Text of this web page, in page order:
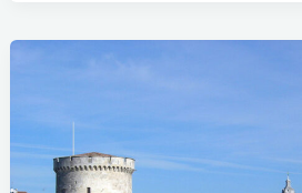
Infirmier(e)s
Entérostoma-